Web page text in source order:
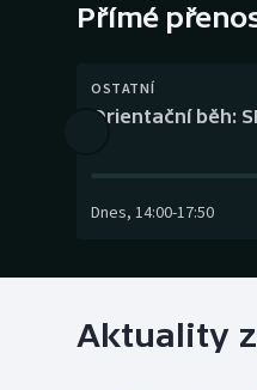
Přímé
OSTATNÍ
Orientační běh:
Dnes, 14:00-17:50
Aktuality